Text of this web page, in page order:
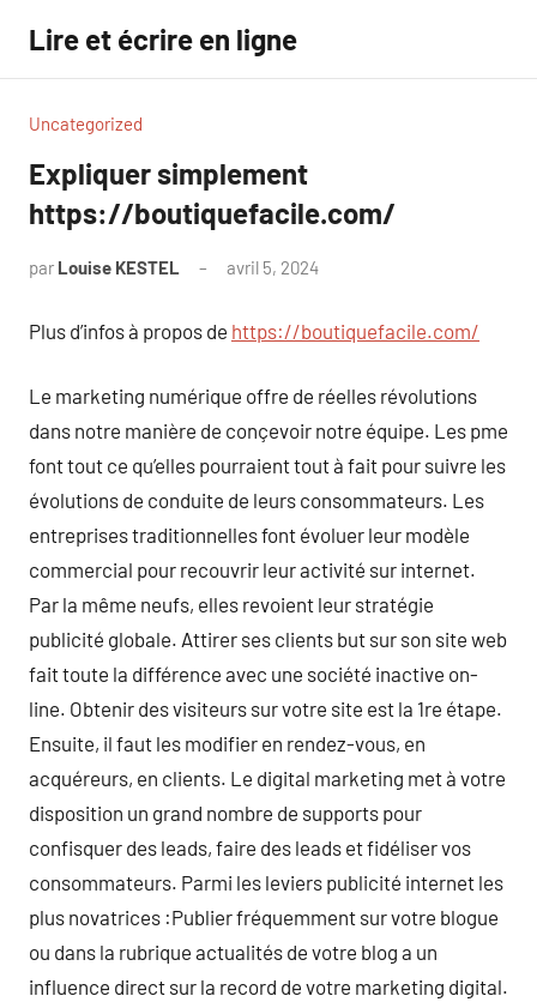
contenu
Lire et écrire en ligne
Uncategorized
Expliquer simplement
https://boutiquefacile.com/
par Louise KESTEL avril 5, 2024
Plus d’infos à propos de https://boutiquefacile.com/
Le marketing numérique offre de réelles révolutions
dans notre manière de conçevoir notre équipe. Les pme
font tout ce qu’elles pourraient tout à fait pour suivre les
évolutions de conduite de leurs consommateurs. Les
entreprises traditionnelles font évoluer leur modèle
commercial pour recouvrir leur activité sur internet.
Par la même neufs, elles revoient leur stratégie
publicité globale. Attirer ses clients but sur son site web
fait toute la différence avec une société inactive on-
line. Obtenir des visiteurs sur votre site est la 1re étape.
Ensuite, il faut les modifier en rendez-vous, en
acquéreurs, en clients. Le digital marketing met à votre
disposition un grand nombre de supports pour
confisquer des leads, faire des leads et fidéliser vos
consommateurs. Parmi les leviers publicité internet les
plus novatrices :Publier fréquemment sur votre blogue
ou dans la rubrique actualités de votre blog a un
influence direct sur la record de votre marketing digital.